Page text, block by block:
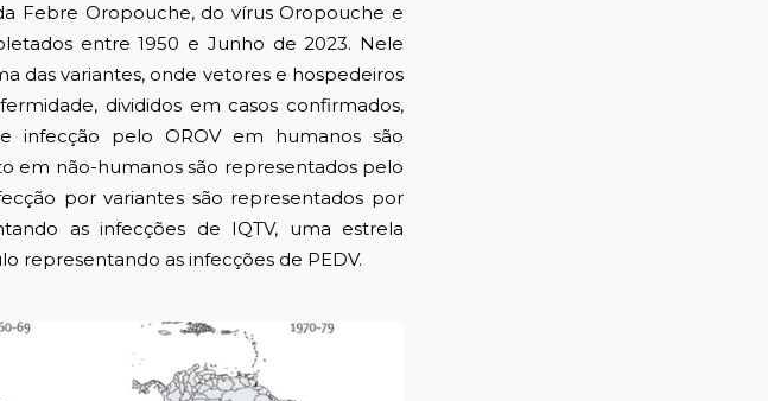
Febre Oropouche, do vírus Oropouche e
entre 1950 e Junho de 2023. Nele
das variantes, onde vetores e hospedeiros
divididos em casos confirmados,
infecção pelo OROV em humanos são
em não-humanos são representados pelo
por variantes são representados por
as infecções de IQTV, uma estrela
representando as infecções de PEDV.